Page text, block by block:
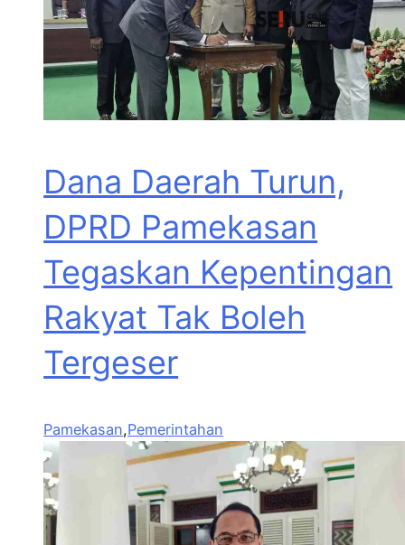
Dana Daerah Turun,
DPRD Pamekasan
Tegaskan Kepentingan
Rakyat Tak Boleh
Tergeser
Pamekasan,Pemerintahan